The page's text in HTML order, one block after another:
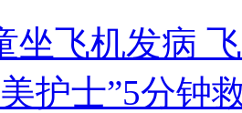
人 警民合力深夜将其击毙
坐飞机发病
护士”5分钟